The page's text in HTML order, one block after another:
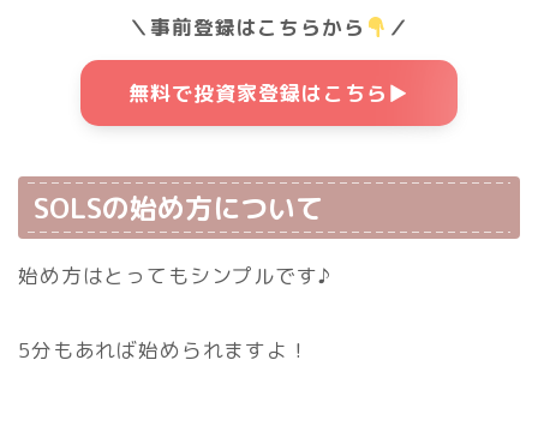
＼事前登録はこちらから ／
無料で投資家登録はこちら▶
SOLSの始め方について
始め方はとってもシンプルです♪
5分もあれば始められますよ！